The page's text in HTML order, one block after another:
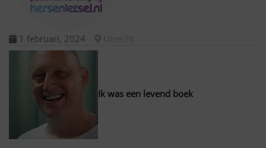
1 februari, 2024
Ik was een levend boek